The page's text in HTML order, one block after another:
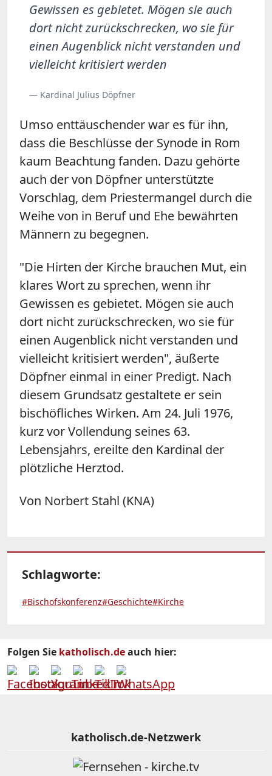
Gewissen es gebietet. Mögen sie auch
dort nicht zurückschrecken, wo sie für
einen Augenblick nicht verstanden und
vielleicht kritisiert werden
— Kardinal Julius Döpfner
Umso enttäuschender war es für ihn,
dass die Beschlüsse der Synode in Rom
kaum Beachtung fanden. Dazu gehörte
auch der von Döpfner unterstützte
Vorschlag, dem Priestermangel durch die
Weihe von in Beruf und Ehe bewährten
Männern zu begegnen.
"Die Hirten der Kirche brauchen Mut, ein
klares Wort zu sprechen, wenn ihr
Gewissen es gebietet. Mögen sie auch
dort nicht zurückschrecken, wo sie für
einen Augenblick nicht verstanden und
vielleicht kritisiert werden", äußerte
Döpfner einmal in einer Predigt. Nach
diesem Grundsatz gestaltete er sein
bischöfliches Wirken. Am 24. Juli 1976,
kurz vor Vollendung seines 63.
Lebensjahrs, ereilte den Kardinal der
plötzliche Herztod.
Von Norbert Stahl (KNA)
Schlagworte:
#Bischofskonferenz#Geschichte#Kirche
Folgen Sie katholisch.deauch hier:
katholisch.de-Netzwerk